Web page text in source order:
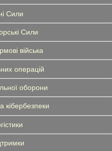
Сили
Сили
війська
операцій
оборони
кібербезпеки